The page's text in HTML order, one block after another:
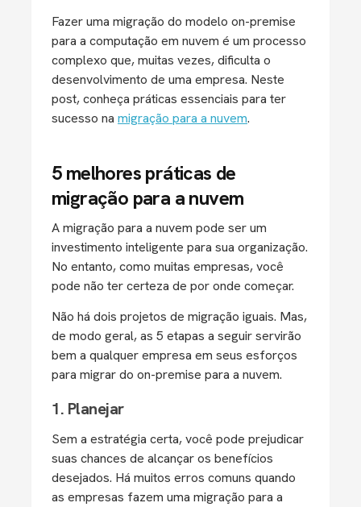
Fazer uma migração do modelo on-premise
para a computação em nuvem é um processo
complexo que, muitas vezes, dificulta o
desenvolvimento de uma empresa. Neste
post, conheça práticas essenciais para ter
sucesso na migração para a nuvem.
5 melhores práticas de
migração para a nuvem
A migração para a nuvem pode ser um
investimento inteligente para sua organização.
No entanto, como muitas empresas, você
pode não ter certeza de por onde começar.
Não há dois projetos de migração iguais. Mas,
de modo geral, as 5 etapas a seguir servirão
bem a qualquer empresa em seus esforços
para migrar do on-premise para a nuvem.
1. Planejar
Sem a estratégia certa, você pode prejudicar
suas chances de alcançar os benefícios
desejados. Há muitos erros comuns quando
as empresas fazem uma migração para a